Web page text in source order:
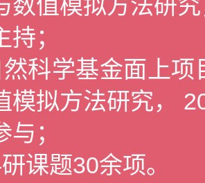
数值模拟方法研
；
科学基金面上
模拟方法研究，
；
课题30余项。